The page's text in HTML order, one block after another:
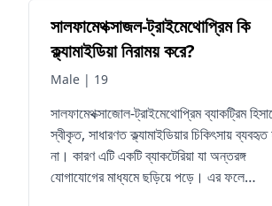
সালফামেথক্সাজল-ট্রাইমেথোপ্রিম কি
ক্ল্যামাইডিয়া নিরাময় করে?
Male | 19
সালফামেথক্সাজোল-ট্রাইমেথোপ্রিম ব্যাকট্রিম
স্বীকৃত, সাধারণত ক্ল্যামাইডিয়ার চিকিৎসায়
না। কারণ এটি একটি ব্যাকটেরিয়া যা অন্তরঙ্গ
যোগাযোগের মাধ্যমে ছড়িয়ে পড়ে। এর ফলে